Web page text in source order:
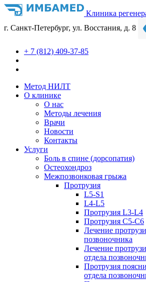
Клиника
г. Санкт-Петербург, ул. Восстания, д. 8
+ 7 (812) 409-37-85
Метод НИЛТ
О клинике
О нас
Методы лечения
Врачи
Новости
Контакты
Услуги
Боль в спине (дорсопатия)
Остеохондроз
Межпозвонковая грыжа
Протрузия
L5-S1
L4-L5
Протрузия L3-L4
Протрузия С5-С6
Лечение
позвоночника
Лечение
отдела
Протрузия
отдела